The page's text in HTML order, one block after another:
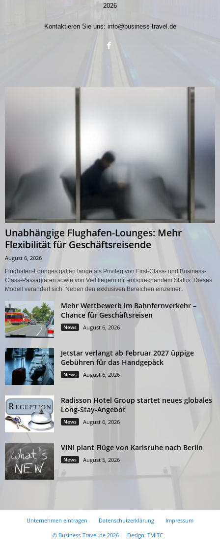
2026
Kontaktieren Sie uns: info@business-travel.de
Unabhängige Flughafen-Lounges: Mehr
Flexibilität für Geschäftsreisende
August 6, 2026
Flughafen-Lounges galten lange als Privileg von First-Class- und Business-
Class-Passagieren sowie von Vielfliegern mit entsprechendem Status. Dieses
Modell verändert sich: Neben den exklusiven Bereichen einzelner...
Mehr Wettbewerb im Bahnfernverkehr –
Chance für Geschäftsreisen
News August 6, 2026
Jetstar verlangt ab Februar 2027 üppige
Gebühren für das Handgepäck
News August 6, 2026
Radisson Hotel Group startet neues globales
Long-Stay-Angebot
News August 6, 2026
VINI plant Flüge von Karlsruhe nach Berlin
News August 5, 2026
Unternehmen eintragen Datenschutzerklärung
Impressum
© Business-Travel.de 2026 -
Design: TMITC